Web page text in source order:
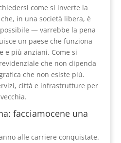
come si inverte la
in una società libera, è
— varrebbe la pena
un paese che funziona
e più anziani. Come si
che non dipenda
che non esiste più.
città e infrastrutture per
facciamocene una
alle carriere conquistate.